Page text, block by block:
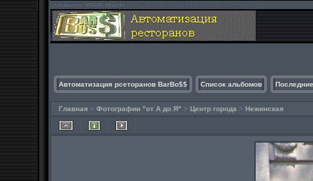
Автоматизация рсеторанов BarBo$$ Список альбомов
Главная > Фотографии "от А до Я" > Центр города > Нежинская